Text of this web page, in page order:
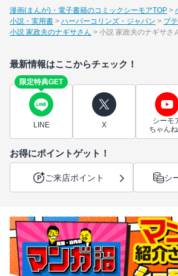
漫画(まんが)・電子書籍のコミックシーモアTOP
小説・実用書
ハーパーコリンズ・ジャパン
プ
小説 家政夫のナギサさん
小説 家政夫のナギサさ
最新情報はここからチェック！
限定特典GET
LINE X
シーモ
ちゃん
お得にポイントゲット！
ご来店ポイント シ